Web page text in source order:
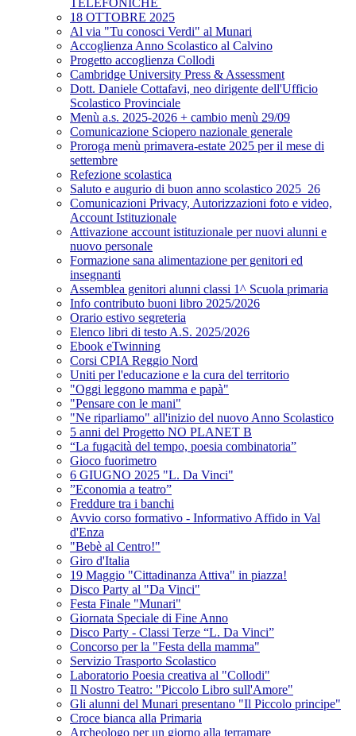
TELEFONICHE
18 OTTOBRE 2025
Al via "Tu conosci Verdi" al Munari
Accoglienza Anno Scolastico al Calvino
Progetto accoglienza Collodi
Cambridge University Press & Assessment
Dott. Daniele Cottafavi, neo dirigente dell'Ufficio
Scolastico Provinciale
Menù a.s. 2025-2026 + cambio menù 29/09
Comunicazione Sciopero nazionale generale
Proroga menù primavera-estate 2025 per il mese di
settembre
Refezione scolastica
Saluto e augurio di buon anno scolastico 2025_26
Comunicazioni Privacy, Autorizzazioni foto e video,
Account Istituzionale
Attivazione account istituzionale per nuovi alunni e
nuovo personale
Formazione sana alimentazione per genitori ed
insegnanti
Assemblea genitori alunni classi 1^ Scuola primaria
Info contributo buoni libro 2025/2026
Orario estivo segreteria
Elenco libri di testo A.S. 2025/2026
Ebook eTwinning
Corsi CPIA Reggio Nord
Uniti per l'educazione e la cura del territorio
"Oggi leggono mamma e papà"
"Pensare con le mani"
"Ne riparliamo" all'inizio del nuovo Anno Scolastico
5 anni del Progetto NO PLANET B
“La fugacità del tempo, poesia combinatoria”
Gioco fuorimetro
6 GIUGNO 2025 "L. Da Vinci"
”Economia a teatro”
Freddure tra i banchi
Avvio corso formativo - Informativo Affido in Val
d'Enza
"Bebè al Centro!"
Giro d'Italia
19 Maggio "Cittadinanza Attiva" in piazza!
Disco Party al "Da Vinci"
Festa Finale "Munari"
Giornata Speciale di Fine Anno
Disco Party - Classi Terze “L. Da Vinci”
Concorso per la "Festa della mamma"
Servizio Trasporto Scolastico
Laboratorio Poesia creativa al "Collodi"
Il Nostro Teatro: "Piccolo Libro sull'Amore"
Gli alunni del Munari presentano "Il Piccolo principe"
Croce bianca alla Primaria
Archeologo per un giorno alla terramare